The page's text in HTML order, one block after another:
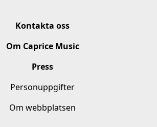
Kontakta oss
Om Caprice Music
Press
Personuppgifter
Om webbplatsen